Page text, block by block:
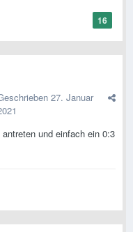
16
27. Januar
und einfach ein 0:3